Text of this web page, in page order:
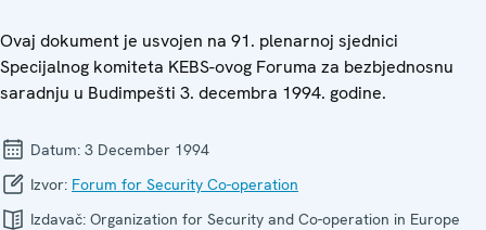
Ovaj dokument je usvojen na 91. plenarnoj sjednici
Specijalnog komiteta KEBS-ovog Foruma za bezbjednosnu
saradnju u Budimpešti 3. decembra 1994. godine.
Datum: 3 December 1994
Izvor: Forum for Security Co-operation
Izdavač: Organization for Security and Co-operation in Europe